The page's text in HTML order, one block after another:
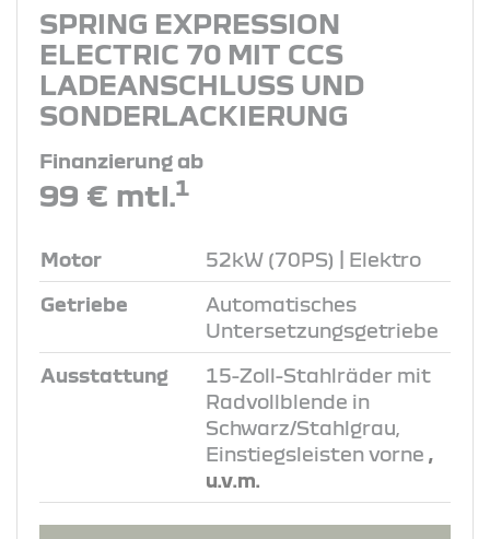
SPRING EXPRESSION
ELECTRIC 70 MIT CCS
LADEANSCHLUSS UND
SONDERLACKIERUNG
Finanzierung ab
99 € mtl.1
Motor 52kW (70PS) | Elektro
Getriebe
Automatisches
Untersetzungsgetriebe
Ausstattung
15-Zoll-Stahlräder mit
Radvollblende in
Schwarz/Stahlgrau,
Einstiegsleisten vorne ,
u.v.m.